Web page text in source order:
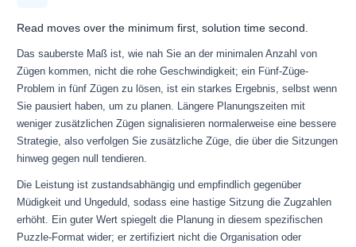
Read moves over the minimum first, solution time second.
Das sauberste Maß ist, wie nah Sie an der minimalen Anzahl von
Zügen kommen, nicht die rohe Geschwindigkeit; ein Fünf-Züge-
Problem in fünf Zügen zu lösen, ist ein starkes Ergebnis, selbst wenn
Sie pausiert haben, um zu planen. Längere Planungszeiten mit
weniger zusätzlichen Zügen signalisieren normalerweise eine bessere
Strategie, also verfolgen Sie zusätzliche Züge, die über die Sitzungen
hinweg gegen null tendieren.
Die Leistung ist zustandsabhängig und empfindlich gegenüber
Müdigkeit und Ungeduld, sodass eine hastige Sitzung die Zugzahlen
erhöht. Ein guter Wert spiegelt die Planung in diesem spezifischen
Puzzle-Format wider; er zertifiziert nicht die Organisation oder